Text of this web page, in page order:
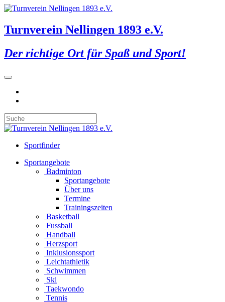
Turnverein Nellingen 1893 e.V.
Der richtige Ort für Spaß und Sport!
Sportfinder
Sportangebote
Badminton
Sportangebote
Über uns
Termine
Trainingszeiten
Basketball
Fussball
Handball
Herzsport
Inklusionssport
Leichtathletik
Schwimmen
Ski
Taekwondo
Tennis